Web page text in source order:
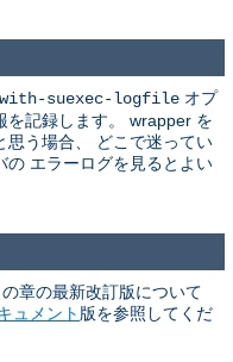
suexec-logfile オプ
を記録します。 wrapper を
思う場合、 どこで迷ってい
の エラーログを見るとよい
章の最新改訂版について
ュメント 版を参照してくだ